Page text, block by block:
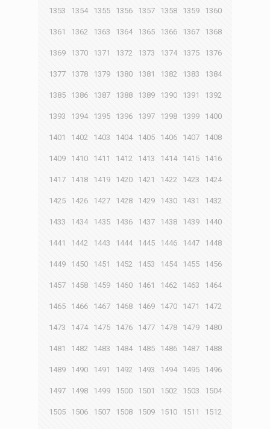
1353 1354 1355 1356 1357 1358 1359 1360
1361 1362 1363 1364 1365 1366 1367 1368
1369 1370 1371 1372 1373 1374 1375 1376
1377 1378 1379 1380 1381 1382 1383 1384
1385 1386 1387 1388 1389 1390 1391 1392
1393 1394 1395 1396 1397 1398 1399 1400
1401 1402 1403 1404 1405 1406 1407 1408
1409 1410 1411 1412 1413 1414 1415 1416
1417 1418 1419 1420 1421 1422 1423 1424
1425 1426 1427 1428 1429 1430 1431 1432
1433 1434 1435 1436 1437 1438 1439 1440
1441 1442 1443 1444 1445 1446 1447 1448
1449 1450 1451 1452 1453 1454 1455 1456
1457 1458 1459 1460 1461 1462 1463 1464
1465 1466 1467 1468 1469 1470 1471 1472
1473 1474 1475 1476 1477 1478 1479 1480
1481 1482 1483 1484 1485 1486 1487 1488
1489 1490 1491 1492 1493 1494 1495 1496
1497 1498 1499 1500 1501 1502 1503 1504
1505 1506 1507 1508 1509 1510 1511 1512